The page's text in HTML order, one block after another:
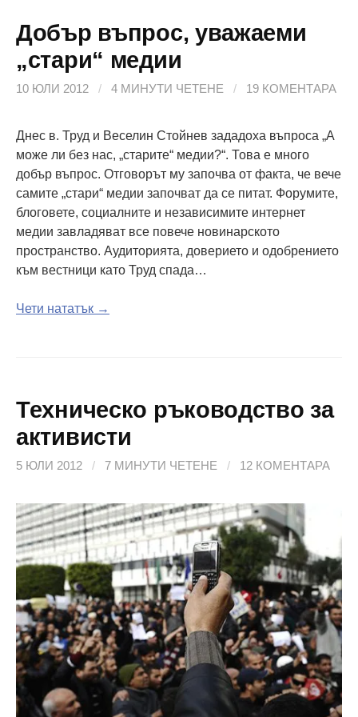
Добър въпрос, уважаеми
„стари“ медии
10 ЮЛИ 2012 / 4 МИНУТИ ЧЕТЕНЕ / 19 КОМЕНТАРА
Днес в. Труд и Веселин Стойнев зададоха въпроса „А
може ли без нас, „старите“ медии?“. Това е много
добър въпрос. Отговорът му започва от факта, че вече
самите „стари“ медии започват да се питат. Форумите,
блоговете, социалните и независимите интернет
медии завладяват все повече новинарското
пространство. Аудиторията, доверието и одобрението
към вестници като Труд спада…
Чети нататък →
Техническо ръководство за
активисти
5 ЮЛИ 2012 / 7 МИНУТИ ЧЕТЕНЕ / 12 КОМЕНТАРА